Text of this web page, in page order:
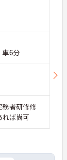
車6分
者研修修
ば尚可